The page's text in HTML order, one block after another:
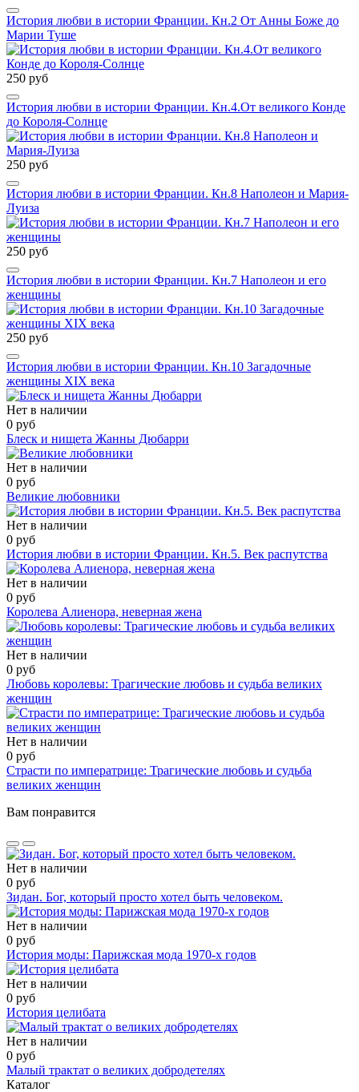
История любви в истории Франции. Кн.2 От Анны Боже до
Марии Туше
250 руб
История любви в истории Франции. Кн.4.От великого Конде
до Короля-Солнце
250 руб
История любви в истории Франции. Кн.8 Наполеон и Мария-
Луиза
250 руб
История любви в истории Франции. Кн.7 Наполеон и его
женщины
250 руб
История любви в истории Франции. Кн.10 Загадочные
женщины XIX века
Нет в наличии
0 руб
Блеск и нищета Жанны Дюбарри
Нет в наличии
0 руб
Великие любовники
Нет в наличии
0 руб
История любви в истории Франции. Кн.5. Век распутства
Нет в наличии
0 руб
Королева Алиенора, неверная жена
Нет в наличии
0 руб
Любовь королевы: Трагические любовь и судьба великих
женщин
Нет в наличии
0 руб
Страсти по императрице: Трагические любовь и судьба
великих женщин
Вам понравится
Нет в наличии
0 руб
Зидан. Бог, который просто хотел быть человеком.
Нет в наличии
0 руб
История моды: Парижская мода 1970-х годов
Нет в наличии
0 руб
История целибата
Нет в наличии
0 руб
Малый трактат о великих добродетелях
Каталог